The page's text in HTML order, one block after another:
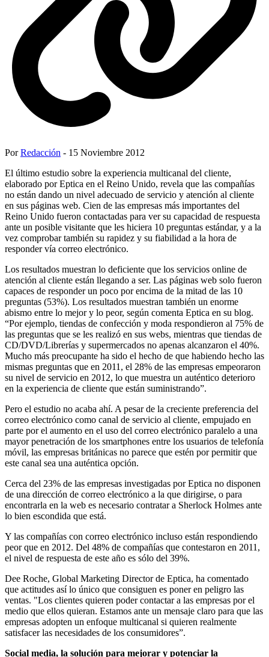
PorRedacción - 15 Noviembre 2012
El último estudio sobre la experiencia multicanal del cliente,
elaborado por Eptica en el Reino Unido, revela que las compañías
no están dando un nivel adecuado de servicio y atención al cliente
en sus páginas web. Cien de las empresas más importantes del
Reino Unido fueron contactadas para ver su capacidad de respuesta
ante un posible visitante que les hiciera 10 preguntas estándar, y a la
vez comprobar también su rapidez y su fiabilidad a la hora de
responder vía correo electrónico.
Los resultados muestran lo deficiente que los servicios online de
atención al cliente están llegando a ser. Las páginas web solo fueron
capaces de responder un poco por encima de la mitad de las 10
preguntas (53%). Los resultados muestran también un enorme
abismo entre lo mejor y lo peor, según comenta Eptica en su blog.
“Por ejemplo, tiendas de confección y moda respondieron al 75% de
las preguntas que se les realizó en sus webs, mientras que tiendas de
CD/DVD/Librerías y supermercados no apenas alcanzaron el 40%.
Mucho más preocupante ha sido el hecho de que habiendo hecho las
mismas preguntas que en 2011, el 28% de las empresas empeoraron
su nivel de servicio en 2012, lo que muestra un auténtico deterioro
en la experiencia de cliente que están suministrando”.
Pero el estudio no acaba ahí. A pesar de la creciente preferencia del
correo electrónico como canal de servicio al cliente, empujado en
parte por el aumento en el uso del correo electrónico paralelo a una
mayor penetración de los smartphones entre los usuarios de telefonía
móvil, las empresas británicas no parece que estén por permitir que
este canal sea una auténtica opción.
Cerca del 23% de las empresas investigadas por Eptica no disponen
de una dirección de correo electrónico a la que dirigirse, o para
encontrarla en la web es necesario contratar a Sherlock Holmes ante
lo bien escondida que está.
Y las compañías con correo electrónico incluso están respondiendo
peor que en 2012. Del 48% de compañías que contestaron en 2011,
el nivel de respuesta de este año es sólo del 39%.
Dee Roche, Global Marketing Director de Eptica, ha comentado
que actitudes así lo único que consiguen es poner en peligro las
ventas. "Los clientes quieren poder contactar a las empresas por el
medio que ellos quieran. Estamos ante un mensaje claro para que las
empresas adopten un enfoque multicanal si quieren realmente
satisfacer las necesidades de los consumidores”.
Social media, la solución para mejorar y potenciar la